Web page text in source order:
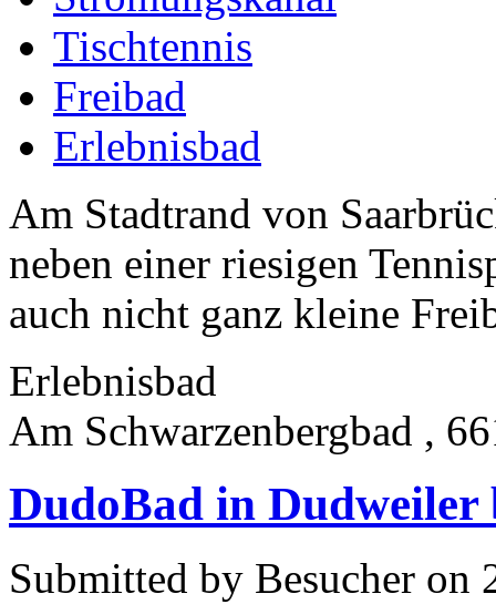
Tischtennis
Freibad
Erlebnisbad
Am Stadtrand von
neben einer riesigen
auch nicht ganz kleine
Erlebnisbad
Am Schwarzenbergbad ,
DudoBad in Dudweiler
Submitted by Besucher on